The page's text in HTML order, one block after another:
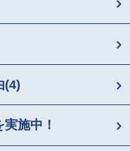
(4)
施中！